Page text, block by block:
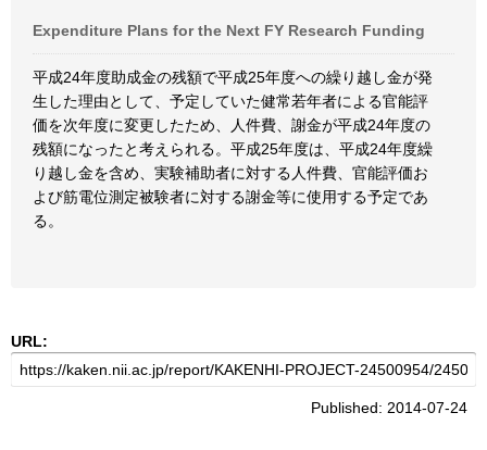
Expenditure Plans for the Next FY Research Funding
平成24年度助成金の残額で平成25年度への繰り越し金が発
生した理由として、予定していた健常若年者による官能評
価を次年度に変更したため、人件費、謝金が平成24年度の
残額になったと考えられる。平成25年度は、平成24年度繰
り越し金を含め、実験補助者に対する人件費、官能評価お
よび筋電位測定被験者に対する謝金等に使用する予定であ
る。
URL:
Published: 2014-07-24